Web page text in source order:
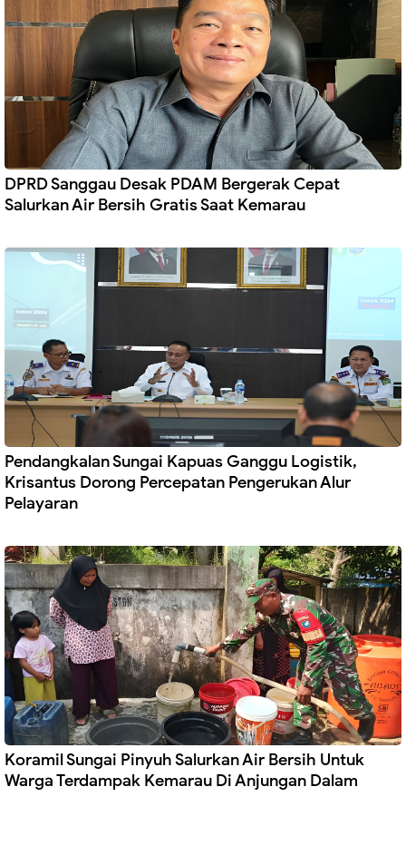
DPRD Sanggau Desak PDAM Bergerak Cepat
Salurkan Air Bersih Gratis Saat Kemarau
Pendangkalan Sungai Kapuas Ganggu Logistik,
Krisantus Dorong Percepatan Pengerukan Alur
Pelayaran
Koramil Sungai Pinyuh Salurkan Air Bersih Untuk
Warga Terdampak Kemarau Di Anjungan Dalam